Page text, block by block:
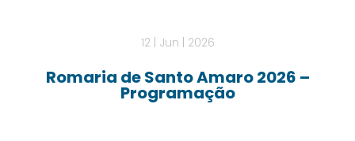
12 | Jun | 2026
Romaria de Santo Amaro 2026 –
Programação